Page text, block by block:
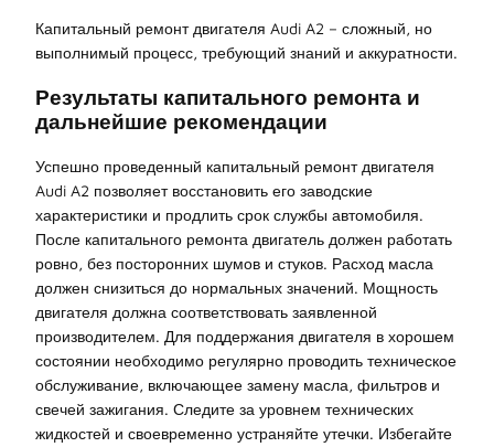
Капитальный ремонт двигателя Audi A2 – сложный, но
выполнимый процесс, требующий знаний и аккуратности.
Результаты капитального ремонта и
дальнейшие рекомендации
Успешно проведенный капитальный ремонт двигателя
Audi A2 позволяет восстановить его заводские
характеристики и продлить срок службы автомобиля.
После капитального ремонта двигатель должен работать
ровно, без посторонних шумов и стуков. Расход масла
должен снизиться до нормальных значений. Мощность
двигателя должна соответствовать заявленной
производителем. Для поддержания двигателя в хорошем
состоянии необходимо регулярно проводить техническое
обслуживание, включающее замену масла, фильтров и
свечей зажигания. Следите за уровнем технических
жидкостей и своевременно устраняйте утечки. Избегайте